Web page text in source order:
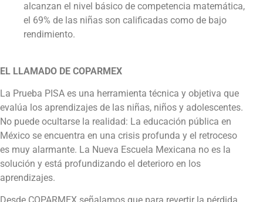
alcanzan el nivel básico de competencia matemática,
el 69% de las niñas son calificadas como de bajo
rendimiento.
EL LLAMADO DE COPARMEX
La Prueba PISA es una herramienta técnica y objetiva que
evalúa los aprendizajes de las niñas, niños y adolescentes.
No puede ocultarse la realidad: La educación pública en
México se encuentra en una crisis profunda y el retroceso
es muy alarmante. La Nueva Escuela Mexicana no es la
solución y está profundizando el deterioro en los
aprendizajes.